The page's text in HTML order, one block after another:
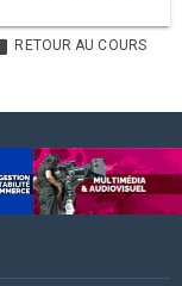
RETOUR AU COURS